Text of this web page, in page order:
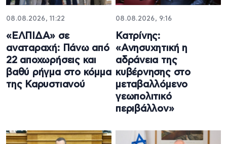
08.08.2026, 11:22
«ΕΛΠΙΔΑ» σε
αναταραχή: Πάνω από
22 αποχωρήσεις και
βαθύ ρήγμα στο κόμμα
της Καρυστιανού
08.08.2026, 9:16
Κατρίνης:
«Ανησυχητική η
αδράνεια της
κυβέρνησης στο
μεταβαλλόμενο
γεωπολιτικό
περιβάλλον»